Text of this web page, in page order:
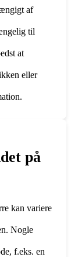
af
til
at
eller
på
kan variere
Nogle
f.eks. en